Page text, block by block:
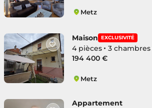
Metz
Maison EXCLUSIVITÉ
4 pièces 3 chambres
194 400 €
Metz
Appartement